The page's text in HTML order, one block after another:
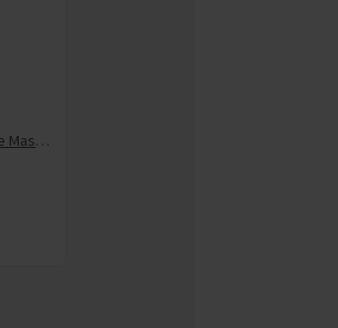
Yes Platinum All In One Maskindiskmedel 51-p